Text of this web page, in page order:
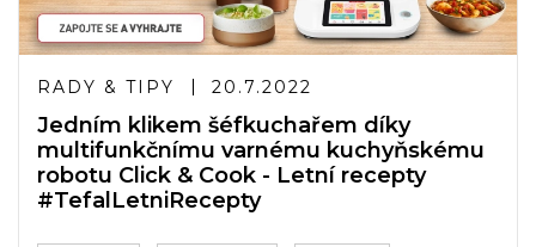
RADY & TIPY 20.7.2022
Jedním klikem šéfkuchařem díky
multifunkčnímu varnému kuchyňskému
robotu Click & Cook - Letní recepty
#TefalLetniRecepty